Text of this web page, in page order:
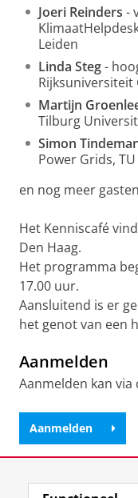
Joeri Reinders -
Leiden
Linda Steg-
Rijksuniversiteit
Martijn
Tilburg
Simon
Power Grids,
en nog meer
Het Kenniscafé
Den Haag.
Het programma
17.00 uur.
Aansluitend is er
het genot van een
Aanmelden
Aanmelden kan via
Aanmelden